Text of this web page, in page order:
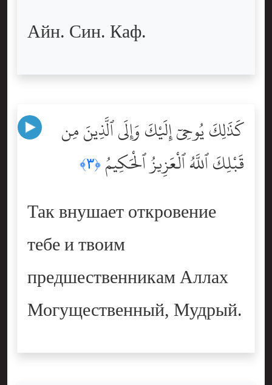
Айн. Син. Каф.
كَذَٰلِكَ يُوحِىٓ إِلَيْكَ وَإِلَى ٱلَّذِينَ مِن
قَبْلِكَ ٱللَّهُ ٱلْعَزِيزُ ٱلْحَكِيمُ ﴿٣﴾
Так внушает откровение
тебе и твоим
предшественникам Аллах
Могущественный, Мудрый.